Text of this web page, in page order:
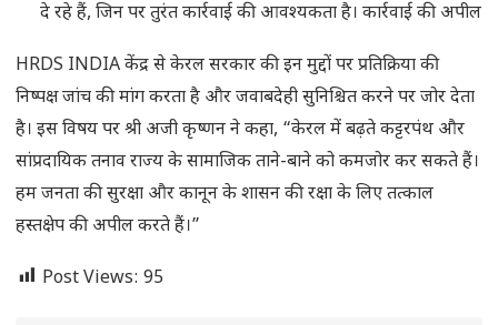
दे रहे हैं, जिन पर तुरंत कार्रवाई की आवश्यकता है। कार्रवाई की अपील
HRDS INDIA केंद्र से केरल सरकार की इन मुद्दों पर प्रतिक्रिया की
निष्पक्ष जांच की मांग करता है और जवाबदेही सुनिश्चित करने पर जोर देता
है। इस विषय पर श्री अजी कृष्णन ने कहा, “केरल में बढ़ते कट्टरपंथ और
सांप्रदायिक तनाव राज्य के सामाजिक ताने-बाने को कमजोर कर सकते हैं।
हम जनता की सुरक्षा और कानून के शासन की रक्षा के लिए तत्काल
हस्तक्षेप की अपील करते हैं।”
Post Views: 95